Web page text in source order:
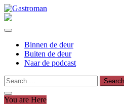
Skip
to
Binnen de deur
Buiten de deur
Naar de podcast
Search
for:
You are Here